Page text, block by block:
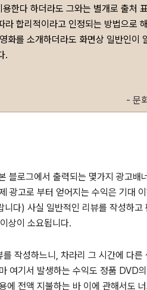
한다 하더라도 그와는 별개로 출처
라 합리적이라고 인정되는 방법으로
화를 소개하더라도 화면상 일반인이
.
- 문
블로그에서 출력되는 몇가지 광고배
광고로 부터 얻어지는 수익은 기대
다) 사실 일반적인 리뷰를 작성하고
상이 소요됩니다.
작성하느니, 차라리 그 시간에 다른
여기서 발생하는 수익도 정품 DVD
에 전액 지불하는 바 이에 관해서도